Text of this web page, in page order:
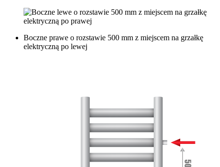
Boczne prawe o rozstawie 500 mm z miejscem na grzałkę
elektryczną po lewej